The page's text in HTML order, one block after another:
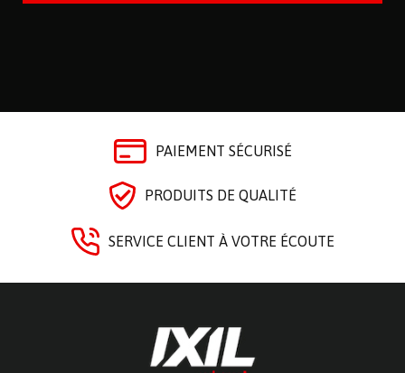
PAIEMENT SÉCURISÉ
PRODUITS DE QUALITÉ
SERVICE CLIENT À VOTRE ÉCOUTE